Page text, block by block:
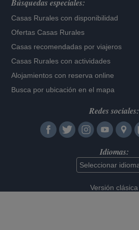
Búsquedas especiales:
Casas Rurales con disponibilidad
Ofertas Casas Rurales
Casas recomendadas por viajeros
Casas Rurales con actividades
Alojamientos con reserva online
Busca por ubicación en el mapa
Redes sociales:
Idiomas:
Versión clásica